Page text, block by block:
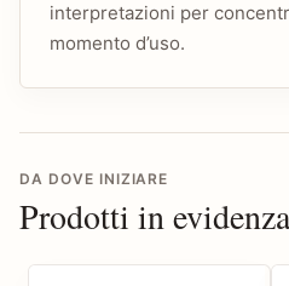
interpretazioni per
momento d’uso.
DA DOVE INIZIARE
Prodotti in evidenza